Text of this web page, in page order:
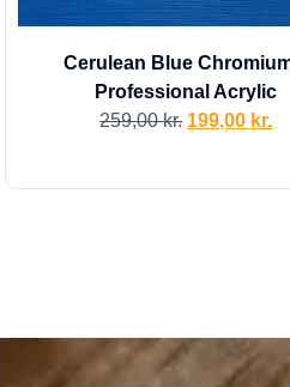
Cerulean Blue
Professional Acrylic
259,00kr. 199,00 kr.